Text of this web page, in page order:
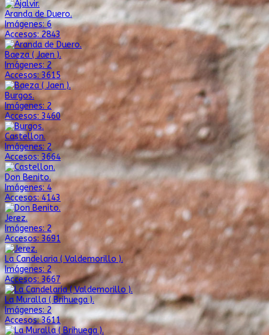
Aranda de Duero.
Imágenes: 6
Accesos: 2843
Baeza ( Jaen ).
Imágenes: 2
Accesos: 3615
Burgos.
Imágenes: 2
Accesos: 3460
Castellon.
Imágenes: 2
Accesos: 3664
Don Benito.
Imágenes: 4
Accesos: 4143
Jerez.
Imágenes: 2
Accesos: 3691
La Candelaria ( Valdemorillo ).
Imágenes: 2
Accesos: 3667
La Muralla ( Brihuega ).
Imágenes: 2
Accesos: 3611